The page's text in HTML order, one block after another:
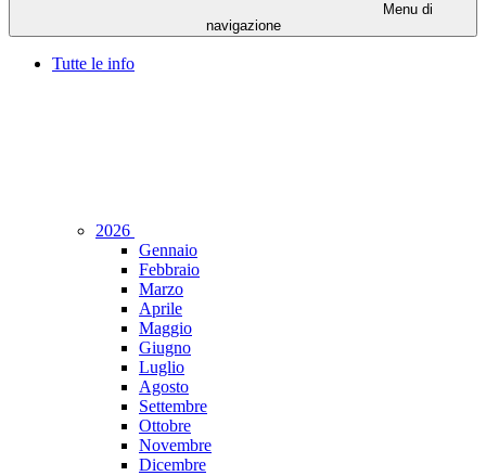
Menu di
navigazione
Tutte le info
2026
Gennaio
Febbraio
Marzo
Aprile
Maggio
Giugno
Luglio
Agosto
Settembre
Ottobre
Novembre
Dicembre